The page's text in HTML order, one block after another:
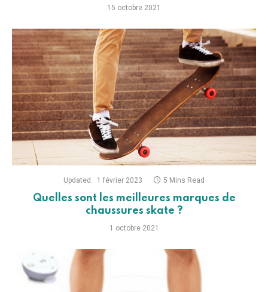
15 octobre 2021
Updated: 1 février 2023 5 Mins Read
Quelles sont les meilleures marques de
chaussures skate ?
1 octobre 2021